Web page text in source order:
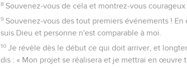
8 Souvenez-vous de cela et montrez-vous
9 Souvenez-vous des tout premiers événements !
suis Dieu et personne n'est comparable à moi.
10 Je révèle dès le début ce qui doit arriver, et
dis : « Mon projet se réalisera et je mettrai en œuvre